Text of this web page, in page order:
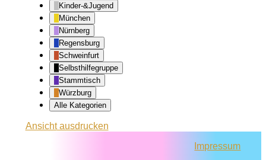
Kinder-&Jugend
München
Nürnberg
Regensburg
Schweinfurt
Selbsthilfegruppe
Stammtisch
Würzburg
Alle Kategorien
Ansichtausdrucken
Impressum